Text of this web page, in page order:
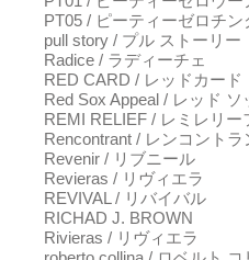
PT05 / ピーティーゼロチン
pull story / プル ストーリー
Radice / ラディーチェ
RED CARD / レッドカード
Red Sox Appeal / レッド
REMI RELIEF / レミレリー
Rencontrant / レンコントラ
Revenir / リブニール
Revieras / リヴィエラ
REVIVAL / リバイバル
RICHAD J. BROWN
Rivieras / リヴィエラ